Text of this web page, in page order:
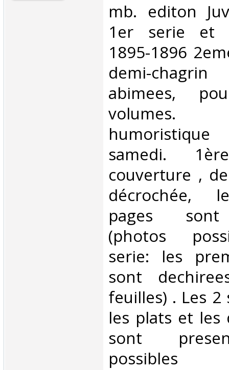
‎mb. editon
1er serie et
1895-1896
demi-
abimees,
humoristique
samedi.
couverture ,
décrochée,
pages sont
(photos
serie: les
sont
feuilles) . Les
les plats et les
sont
possibles‎